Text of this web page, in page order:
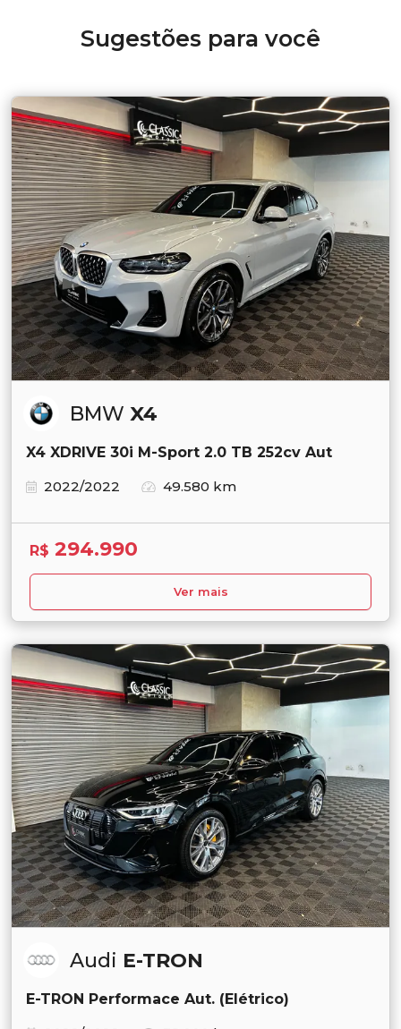
Sugestões para você
BMW X4
X4 XDRIVE 30i M-Sport 2.0 TB 252cv Aut
2022/2022
49.580 km
R$ 294.990
Ver mais
Audi E-TRON
E-TRON Performace Aut. (Elétrico)